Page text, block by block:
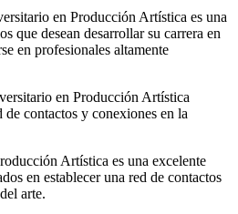
en Producción Artística es una
que desean desarrollar su carrera en
en profesionales altamente
en Producción Artística
de contactos y conexiones en la
Artística es una excelente
en establecer una red de contactos
arte.